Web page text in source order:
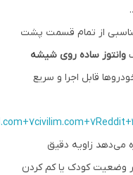
از تمام قسمت پشت
وانتوز ساده روی شیشه
قابل اجرا و سریع
می‌دهد زاویه دقیق
وضعیت کودک یا کم کردن